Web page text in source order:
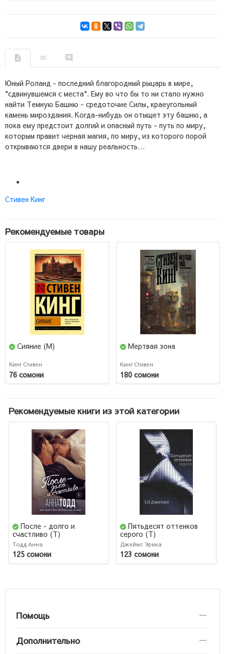
Юный Роланд - последний благородный рыцарь в мире,
"сдвинувшемся с места". Ему во что бы то ни стало нужно
найти Темную Башню - средоточие Силы, краеугольный
камень мироздания. Когда-нибудь он отыщет эту башню, а
пока ему предстоит долгий и опасный путь - путь по миру,
которым правит черная магия, по миру, из которого порой
открываются двери в нашу реальность…
Стивен Кинг
Рекомендуемые товары
Сияние (М)
Кинг Стивен
76 сомони
Мертвая зона
Кинг Стивен
180 сомони
Рекомендуемые книги из этой категории
После - долго и
счастливо (Т)
Тодд Анна
125 сомони
Пятьдесят оттенков
серого (Т)
Джеймс Эрика
123 сомони
Помощь
Дополнительно